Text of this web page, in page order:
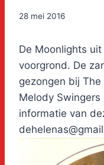
28 mei 2016
De Moonlights
voorgrond. De
gezongen bij
Melody
informatie van